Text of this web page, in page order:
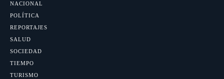
NACIONAL
POLÍTICA
REPORTAJES
SALUD
SOCIEDAD
TIEMPO
TURISMO